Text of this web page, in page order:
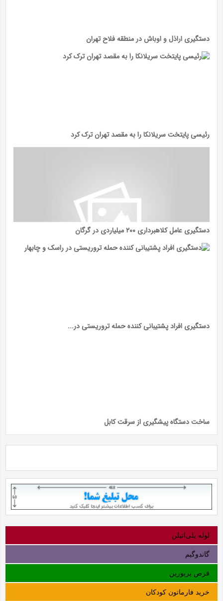
دستگیری اراذل و اوباش در منطقه فلاح تهران
رئیسی پایتخت سریلانکا را به مقصد تهران ترک کرد
دستگیری عامل کلاهبرداری ۲۰۰ میلیاردی در گرگان
دستگیری افراد پشتیبانی کننده حمله تروریستی در...
ساخت دستگاه پیشگیری از سرقت کابل
لوله‌ پلی‌اتیلن
گاندوگیم
قرص پریورین
خرید فارماتون کودکان